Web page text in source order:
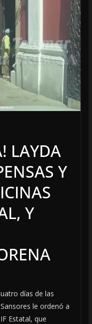
LAYDA
Y
Y
días de las
le ordenó a
Estatal, que